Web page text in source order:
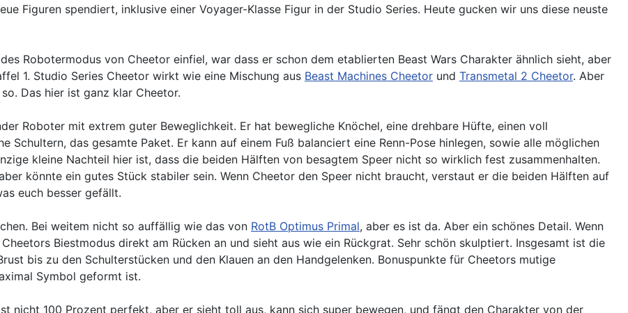
Figuren spendiert, inklusive einer Voyager-Klasse Figur in der Studio Series. Heute gucken wir uns diese neuste
Robotermodus von Cheetor einfiel, war dass er schon dem etablierten Beast Wars Charakter ähnlich sieht, aber
1. Studio Series Cheetor wirkt wie eine Mischung aus Beast Machines Cheetor und Transmetal 2 Cheetor. Aber
Das hier ist ganz klar Cheetor.
Roboter mit extrem guter Beweglichkeit. Er hat bewegliche Knöchel, eine drehbare Hüfte, einen voll
Schultern, das gesamte Paket. Er kann auf einem Fuß balanciert eine Renn-Pose hinlegen, sowie alle möglichen
kleine Nachteil hier ist, dass die beiden Hälften von besagtem Speer nicht so wirklich fest zusammenhalten.
könnte ein gutes Stück stabiler sein. Wenn Cheetor den Speer nicht braucht, verstaut er die beiden Hälften auf
euch besser gefällt.
Bei weitem nicht so auffällig wie das von RotB Optimus Primal, aber es ist da. Aber ein schönes Detail. Wenn
Biestmodus direkt am Rücken an und sieht aus wie ein Rückgrat. Sehr schön skulptiert. Insgesamt ist die
bis zu den Schulterstücken und den Klauen an den Handgelenken. Bonuspunkte für Cheetors mutige
Symbol geformt ist.
nicht 100 Prozent perfekt, aber er sieht toll aus, kann sich super bewegen, und fängt den Charakter von der